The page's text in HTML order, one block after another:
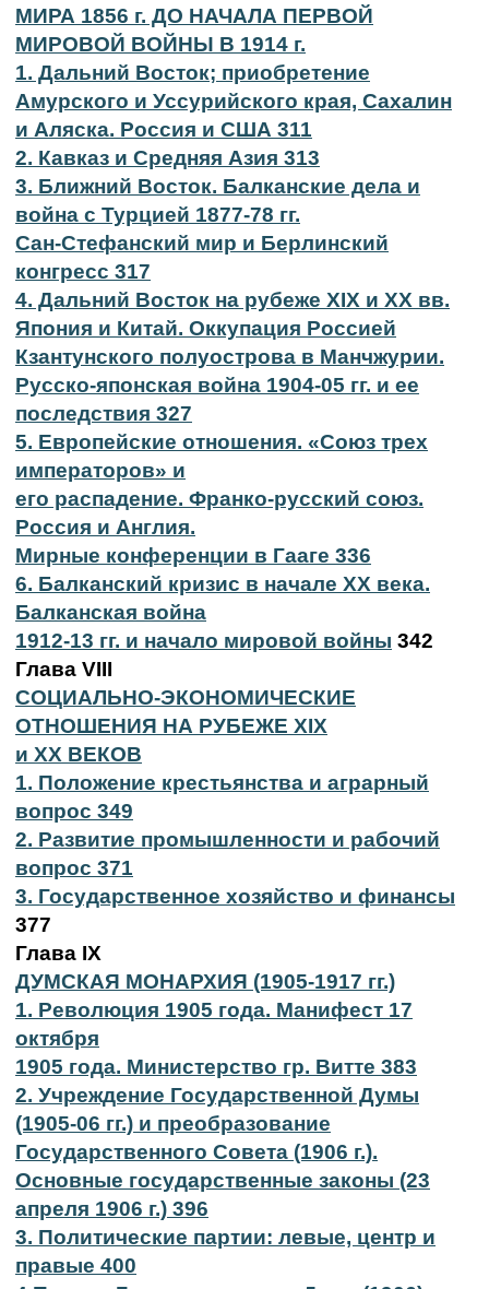
МИРА 1856 г. ДО НАЧАЛА ПЕРВОЙ
МИРОВОЙ ВОЙНЫ В 1914 г.
1. Дальний Восток; приобретение
Амурского и Уссурийского края, Сахалин
и Аляска. Россия и США 311
2. Кавказ и Средняя Азия 313
3. Ближний Восток. Балканские дела и
война с Турцией 1877-78 гг.
Сан-Стефанский мир и Берлинский
конгресс 317
4. Дальний Восток на рубеже XIX и XX вв.
Япония и Китай. Оккупация Россией
Кзантунского полуострова в Манчжурии.
Русско-японская война 1904-05 гг. и ее
последствия 327
5. Европейские отношения. «Союз трех
императоров» и
его распадение. Франко-русский союз.
Россия и Англия.
Мирные конференции в Гааге 336
6. Балканский кризис в начале XX века.
Балканская война
1912-13 гг. и начало мировой войны 342
Глава VIII
СОЦИАЛЬНО-ЭКОНОМИЧЕСКИЕ
ОТНОШЕНИЯ НА РУБЕЖЕ XIX
и XX ВЕКОВ
1. Положение крестьянства и аграрный
вопрос 349
2. Развитие промышленности и рабочий
вопрос 371
3. Государственное хозяйство и финансы
377
Глава IX
ДУМСКАЯ МОНАРХИЯ (1905-1917 гг.)
1. Революция 1905 года. Манифест 17
октября
1905 года. Министерство гр. Витте 383
2. Учреждение Государственной Думы
(1905-06 гг.) и преобразование
Государственного Совета (1906 г.).
Основные государственные законы (23
апреля 1906 г.) 396
3. Политические партии: левые, центр и
правые 400